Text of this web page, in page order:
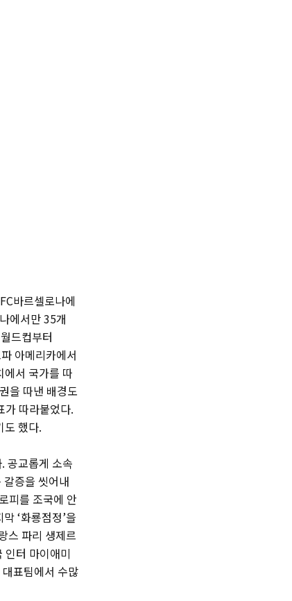
바르셀로나에
에서만 35개
드컵부터
아메리카에서
에서 국가를 따
을 따낸 배경도
가 따라붙었다.
도 했다.
공교롭게 소속
증을 씻어내
피를 조국에 안
‘화룡점정’을
스 파리 생제르
인터 마이애미
표팀에서 수많